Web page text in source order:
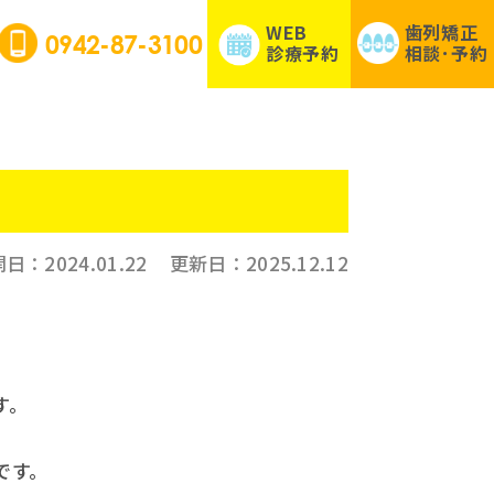
0942-87-3100 WEB
診療予約
歯列矯正
相談･予約
： 2024.01.22 更新日： 2025.12.12
。